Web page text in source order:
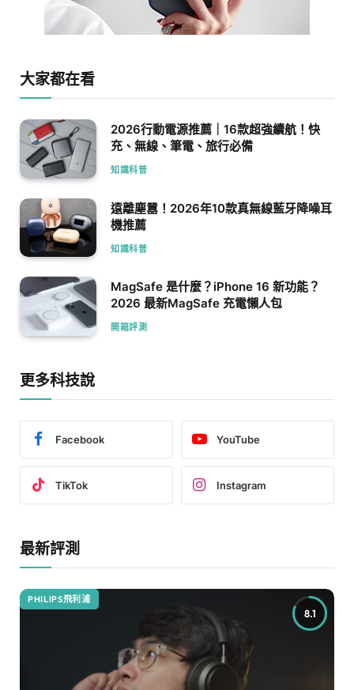
大家都在看
2026行動電源推薦｜16款超強續航！快
充、無線、筆電、旅行必備
知識科普
遠離塵囂！2026年10款真無線藍牙降噪耳
機推薦
知識科普
MagSafe 是什麼？iPhone 16 新功能？
2026 最新MagSafe 充電懶人包
開箱評測
更多科技說
Facebook YouTube
TikTok Instagram
最新評測
8.1
PHILIPS飛利浦